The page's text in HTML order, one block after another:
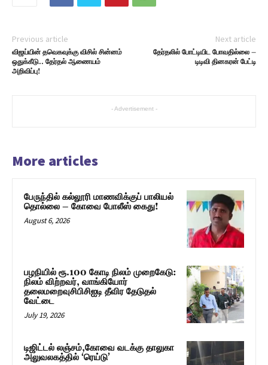
Previous article
விஜய்யின் தவெகவுக்கு விசில் சின்னம்
ஒதுக்கீடு.. தேர்தல் ஆணையம்
அறிவிப்பு!
Next article
தேர்தலில் போட்டியிட போவதில்லை –
டிடிவி தினகரன் பேட்டி
- Advertisement -
More articles
பேருந்தில் கல்லூரி மாணவிக்குப் பாலியல்
தொல்லை – கோவை போலீஸ் கைது!
August 6, 2026
பழநியில் ரூ.100 கோடி நிலம் முறைகேடு:
நிலம் விற்றவர், வாங்கியோர்
தலைமறைவுசிபிசிஐடி தீவிர தேடுதல்
வேட்டை
July 19, 2026
டிஜிட்டல் லஞ்சம்,கோவை வடக்கு தாலுகா
அலுவலகத்தில் ‘ரெய்டு’